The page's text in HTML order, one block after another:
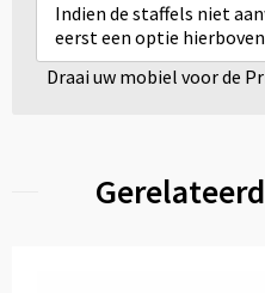
Indien de staffels niet
eerst een optie
Draai uw mobiel voor de